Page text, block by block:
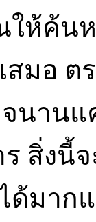
ให้ค้น
สมอ
นาน
ร สิ่ง
ด้มาก